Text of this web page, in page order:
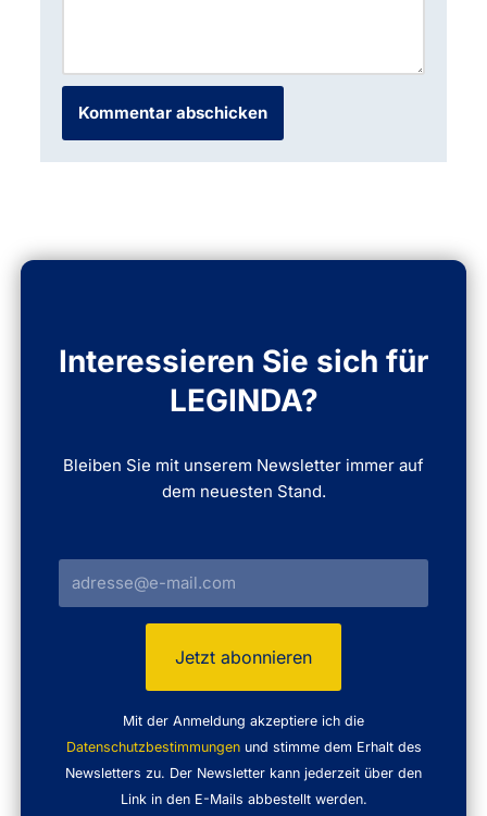
Interessieren Sie sich für
LEGINDA?
Bleiben Sie mit unserem Newsletter immer auf
dem neuesten Stand.
Mit der Anmeldung akzeptiere ich die
Datenschutzbestimmungenund stimme dem Erhalt des
Newsletters zu. Der Newsletter kann jederzeit über den
Link in den E-Mails abbestellt werden.